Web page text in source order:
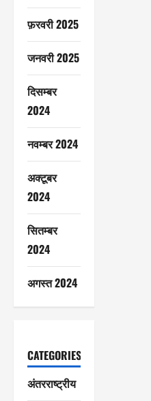
फ़रवरी 2025
जनवरी 2025
दिसम्बर
2024
नवम्बर 2024
अक्टूबर
2024
सितम्बर
2024
अगस्त 2024
CATEGORIES
अंतरराष्ट्रीय